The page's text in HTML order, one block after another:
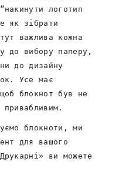
логотип
як зібрати
важлива кожна
до вибору паперу,
до дизайну
Усе має
блокнот був не
блокноти, ми
для вашого
ви можете